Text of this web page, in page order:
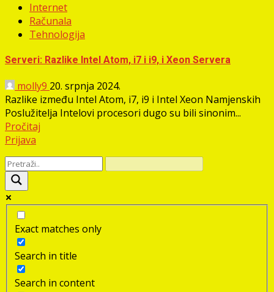
Internet
Računala
Tehnologija
Serveri: Razlike Intel Atom, i7 i i9, i Xeon Servera
molly9 20. srpnja 2024.
Razlike između Intel Atom, i7, i9 i Intel Xeon Namjenskih
Poslužitelja Intelovi procesori dugo su bili sinonim...
Pročitaj
Prijava
Exact matches only
Search in title
Search in content